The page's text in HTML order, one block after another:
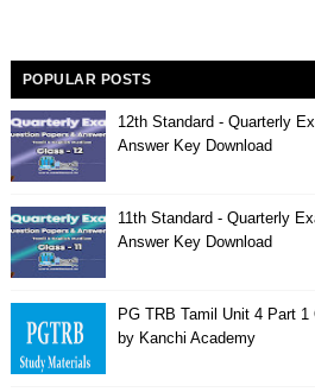
POPULAR POSTS
12th Standard - Quarterly
Answer Key Download
11th Standard - Quarterly
Answer Key Download
PG TRB Tamil Unit 4 Part
by Kanchi Academy